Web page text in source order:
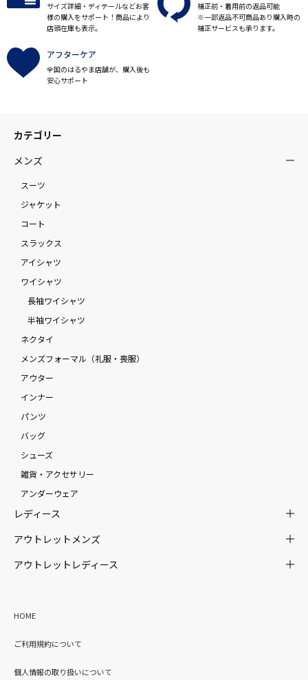
サイズ詳細・ディテールなどお客
様の購入をサポート！商品により
店頭在庫も表示。
補正前・着用前の返品可能
※一部返品不可商品あり購入時の
補正サービスも承ります。
アフターケア
全国のはるやま店舗が、購入後も
安心サポート
カテゴリー
メンズ
スーツ
ジャケット
コート
スラックス
アイシャツ
ワイシャツ
長袖ワイシャツ
半袖ワイシャツ
ネクタイ
メンズフォーマル（礼服・喪服）
アウター
インナー
パンツ
バッグ
シューズ
雑貨・アクセサリー
アンダーウェア
レディース
アウトレットメンズ
アウトレットレディース
HOME
ご利用規約について
個人情報の取り扱いについて